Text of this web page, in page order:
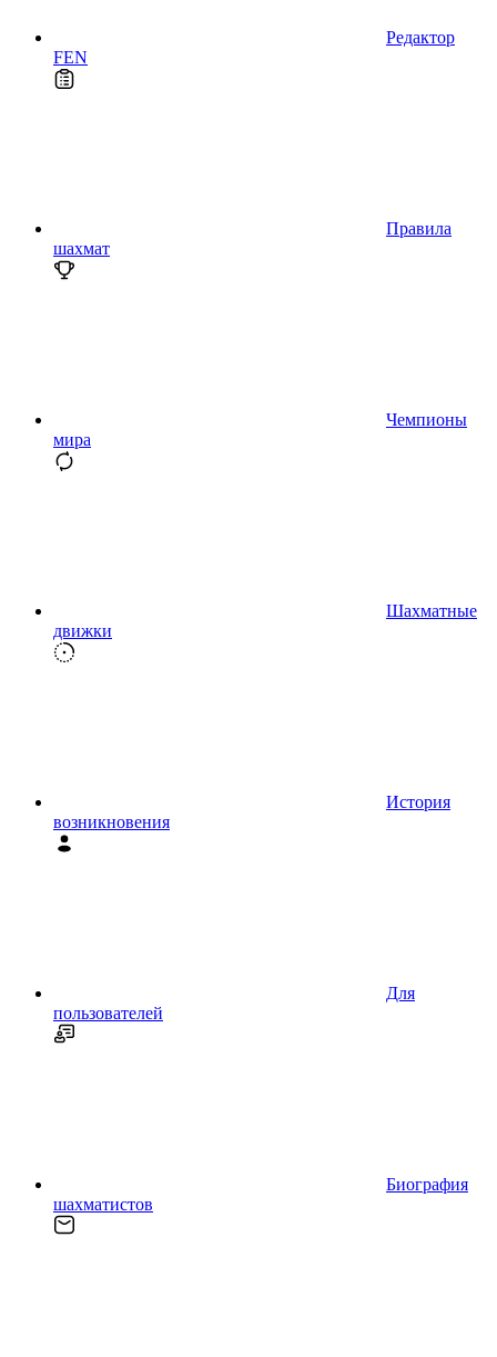
Редактор
FEN
Правила
шахмат
Чемпионы
мира
Шахматные
движки
История
возникновения
Для
пользователей
Биография
шахматистов